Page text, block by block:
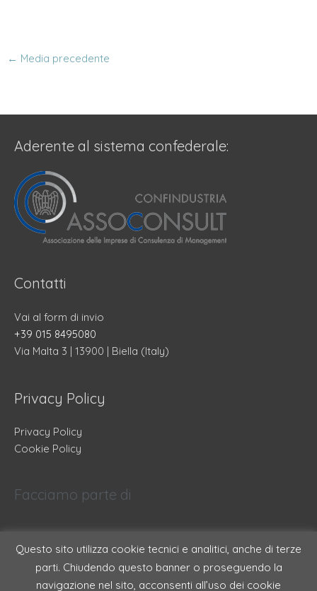
← Media precedente
Aderente al sistema confederale:
Contatti
Vai al form di invio
+39 015 8495080
Via Malta 3 | 13900 | Biella (Italy)
Privacy Policy
Privacy Policy
Cookie Policy
Facciamo parte di
Questo sito utilizza cookie tecnici e analitici, anche di terze
parti. Chiudendo questo banner o proseguendo la
navigazione nel sito, acconsenti all’uso dei cookie